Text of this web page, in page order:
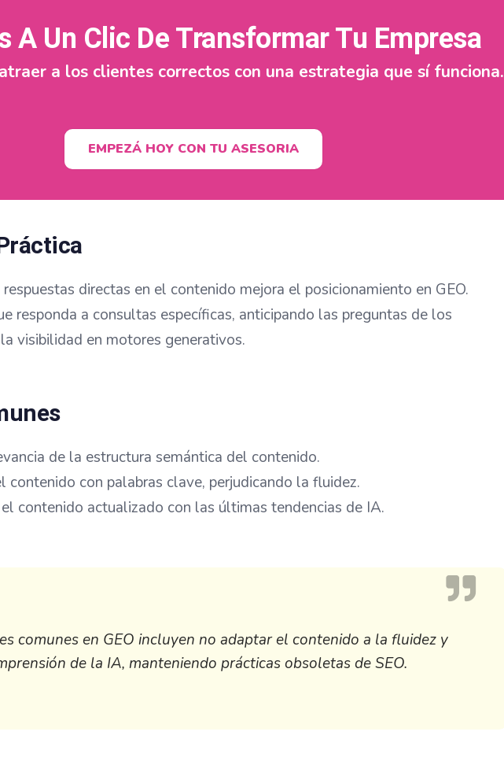
A Un Clic De Transformar Tu Empresa
a los clientes correctos con una estrategia que sí funciona.
EMPEZÁ HOY CON TU ASESORIA
directas en el contenido mejora el posicionamiento en GEO.
responda a consultas específicas, anticipando las preguntas de los
visibilidad en motores generativos.
de la estructura semántica del contenido.
contenido con palabras clave, perjudicando la fluidez.
contenido actualizado con las últimas tendencias de IA.
comunes en GEO incluyen no adaptar el contenido a la fluidez y
de la IA, manteniendo prácticas obsoletas de SEO.